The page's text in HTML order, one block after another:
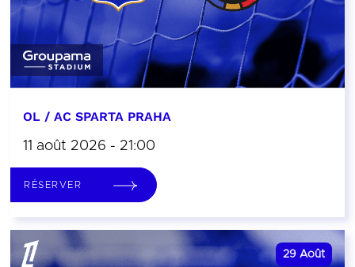
OL / AC SPARTA PRAHA
11 août 2026 - 21:00
RÉSERVER
29 Août